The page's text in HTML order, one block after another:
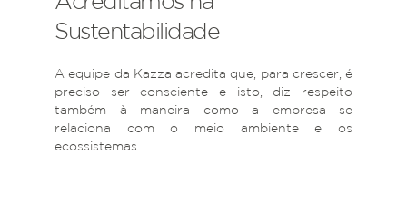
Sustentabilidade
A equipe da Kazza acredita que, para crescer, é
preciso ser consciente e isto, diz respeito
também à maneira como a empresa se
relaciona com o meio ambiente e os
ecossistemas.